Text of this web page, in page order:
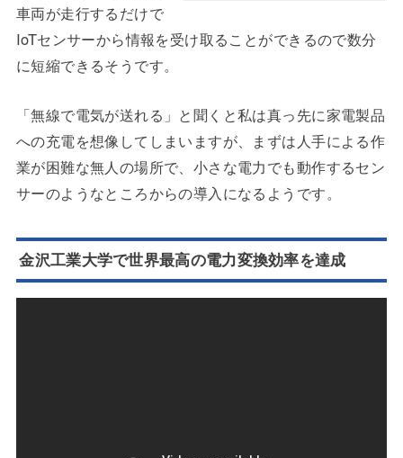
車両が走行するだけで
IoTセンサーから情報を受け取ることができるので数分
に短縮できるそうです。
「無線で電気が送れる」と聞くと私は真っ先に家電製品
への充電を想像してしまいますが、まずは人手による作
業が困難な無人の場所で、小さな電力でも動作するセン
サーのようなところからの導入になるようです。
金沢工業大学で世界最高の電力変換効率を達成